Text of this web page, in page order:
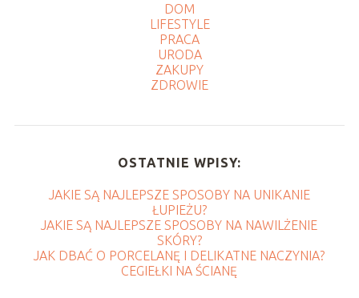
DOM
LIFESTYLE
PRACA
URODA
ZAKUPY
ZDROWIE
OSTATNIE WPISY:
JAKIE SĄ NAJLEPSZE SPOSOBY NA UNIKANIE
ŁUPIEŻU?
JAKIE SĄ NAJLEPSZE SPOSOBY NA NAWILŻENIE
SKÓRY?
JAK DBAĆ O PORCELANĘ I DELIKATNE NACZYNIA?
CEGIEŁKI NA ŚCIANĘ